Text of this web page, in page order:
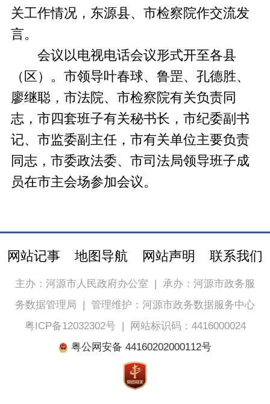
关工作情况，东源县、市检察院作交流发
言。
会议以电视电话会议形式开至各县
（区）。市领导叶春球、鲁罡、孔德胜、
廖继聪，市法院、市检察院有关负责同
志，市四套班子有关秘书长，市纪委副书
记、市监委副主任，市有关单位主要负责
同志，市委政法委、市司法局领导班子成
员在市主会场参加会议。
网站记事 地图导航 网站声明 联系我们
主办：河源市人民政府办公室 | 承办：河源市政务服
务数据管理局 | 管理维护：河源市政务数据服务中心
粤ICP备12032302号|
网站标识码：4416000024
粤公网安备 44160202000112号